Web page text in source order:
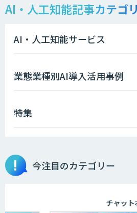
AIエージェント
AIエンジニア
aiDAPTIV+
AI・人工知能記事カテゴ
AI・人工知能サービス
業態業種別AI導入活用事例
特集
今注目のカテゴリー
チャットボ